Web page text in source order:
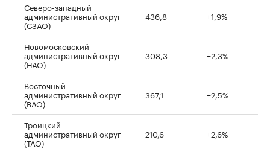
Северо-западный
административный округ
(СЗАО)
436,8 +1,9%
Новомосковский
административный округ
(НАО)
308,3 +2,3%
Восточный
административный округ
(ВАО)
367,1 +2,5%
Троицкий
административный округ
(ТАО)
210,6 +2,6%